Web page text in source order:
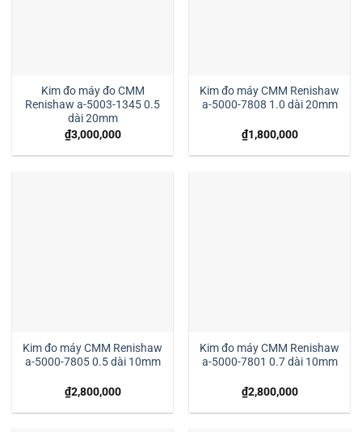
Kim đo máy đo CMM
Renishaw a-5003-1345 0.5
dài 20mm
₫3,000,000
Kim đo máy CMM Renishaw
a-5000-7808 1.0 dài 20mm
₫1,800,000
Kim đo máy CMM Renishaw
a-5000-7805 0.5 dài 10mm
₫2,800,000
Kim đo máy CMM Renishaw
a-5000-7801 0.7 dài 10mm
₫2,800,000